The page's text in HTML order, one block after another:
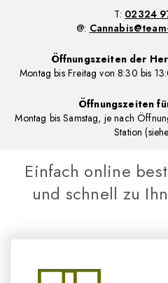
T: 02324
@:
Öffnungszeiten der
Montag bis Freitag von 8:30 bis 13
Öffnungszeiten
Montag bis Samstag, je nach
Station
Einfach online
und schnell zu